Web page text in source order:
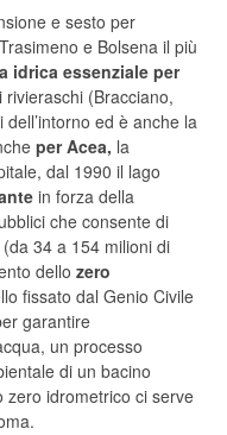
e sesto per
e Bolsena il più
idrica essenziale per
(Bracciano,
ed è anche la
per Acea, la
dal 1990 il lago
in forza della
che consente di
34 a 154 milioni di
dello zero
fissato dal Genio Civile
garantire
un processo
di un bacino
zero idrometrico ci serve